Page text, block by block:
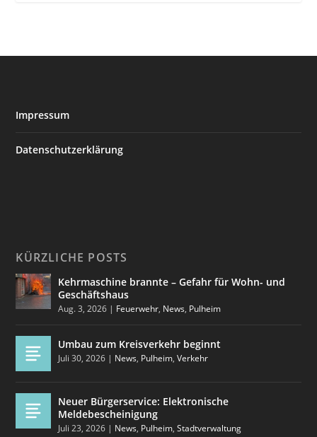
Impressum
Datenschutzerklärung
KÜRZLICHE POSTS
Kehrmaschine brannte – Gefahr für Wohn- und
Geschäftshaus
Aug. 3, 2026 | Feuerwehr, News, Pulheim
Umbau zum Kreisverkehr beginnt
Juli 30, 2026 | News, Pulheim,Verkehr
Neuer Bürgerservice: Elektronische
Meldebescheinigung
Juli 23, 2026 | News, Pulheim,Stadtverwaltung